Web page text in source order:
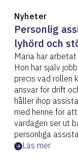
Nyheter
Personlig
lyhörd och
Maria har
Hon har själv
precis vad rollen
ansvar för drift
håller ihop
med henne för
vardagen ser ut
personliga
Läs mer